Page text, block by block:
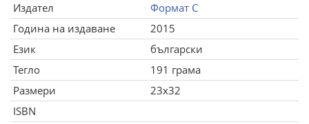
Издател
Формат С
Година на издаване
2015
Език
български
Тегло
191 грама
Размери
23x32
ISBN